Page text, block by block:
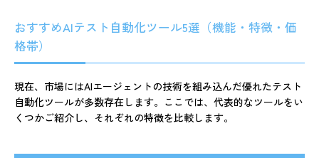
おすすめAIテスト自動化ツール5選（機能・特徴・価
格帯）
現在、市場にはAIエージェントの技術を組み込んだ優れたテスト
自動化ツールが多数存在します。ここでは、代表的なツールをい
くつかご紹介し、それぞれの特徴を比較します。